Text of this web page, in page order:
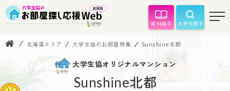
資料請求 大学を探す
北海道エリア 大学生協のお部屋特集 Sunshine北都
大学生協オリジナルマンション
Sunshine北都